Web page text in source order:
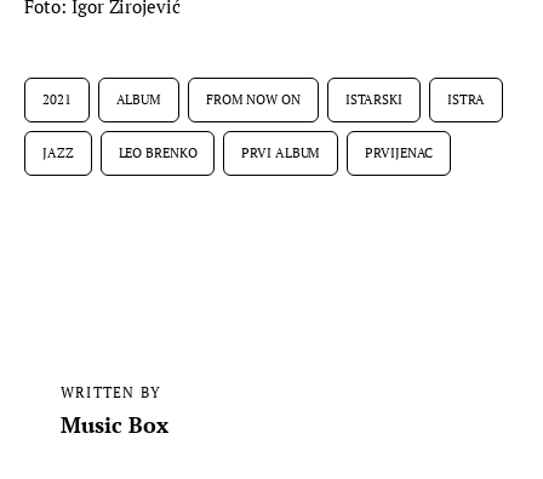
Foto: Igor Zirojević
2021 ALBUM FROM NOW ON ISTARSKI ISTRA
JAZZ LEO BRENKO PRVI ALBUM PRVIJENAC
WRITTEN BY
Music Box